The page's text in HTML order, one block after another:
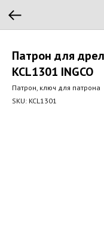
Патрон для
KCL1301 INGCO
Патрон, ключ для патрона
SKU: KCL1301